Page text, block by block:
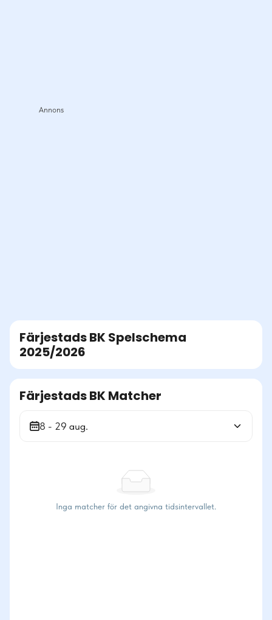
Färjestads BK Spelschema
2025/2026
Färjestads BK Matcher
8 - 29 aug.
Inga matcher för det angivna tidsintervallet.